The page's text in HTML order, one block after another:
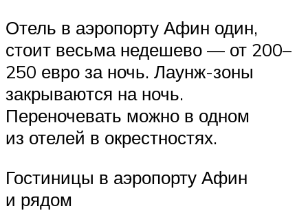
Отель в аэропорту Афин один,
стоит весьма недешево — от 200–
250 евро за ночь. Лаунж-зоны
закрываются на ночь.
Переночевать можно в одном
из отелей в окрестностях.
Гостиницы в аэропорту Афин
и рядом